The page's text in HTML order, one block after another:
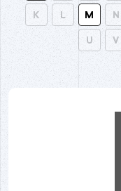
K L M N
U V